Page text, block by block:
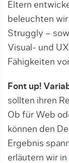
Eltern
beleuchten
Struggly –
Visual- und
Fähigkeiten
Font up!
sollten ihren
Ob für Web
können den
Ergebnis
erläutern wir in